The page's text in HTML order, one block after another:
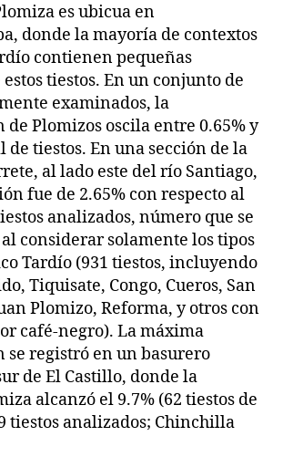
es ubicua en
donde la mayoría de contextos
contienen pequeñas
tiestos. En un conjunto de
examinados, la
Plomizos oscila entre 0.65% y
de tiestos. En una sección de la
al lado este del río Santiago,
fue de 2.65% con respecto al
analizados, número que se
al considerar solamente los tipos
Tardío (931 tiestos, incluyendo
Tiquisate, Congo, Cueros, San
Plomizo, Reforma, y otros con
café-negro). La máxima
se registró en un basurero
de El Castillo, donde la
alcanzó el 9.7% (62 tiestos de
tiestos analizados; Chinchilla